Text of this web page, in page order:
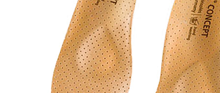
КОРСЕТ ФУНКЦИОНАЛЬНО-